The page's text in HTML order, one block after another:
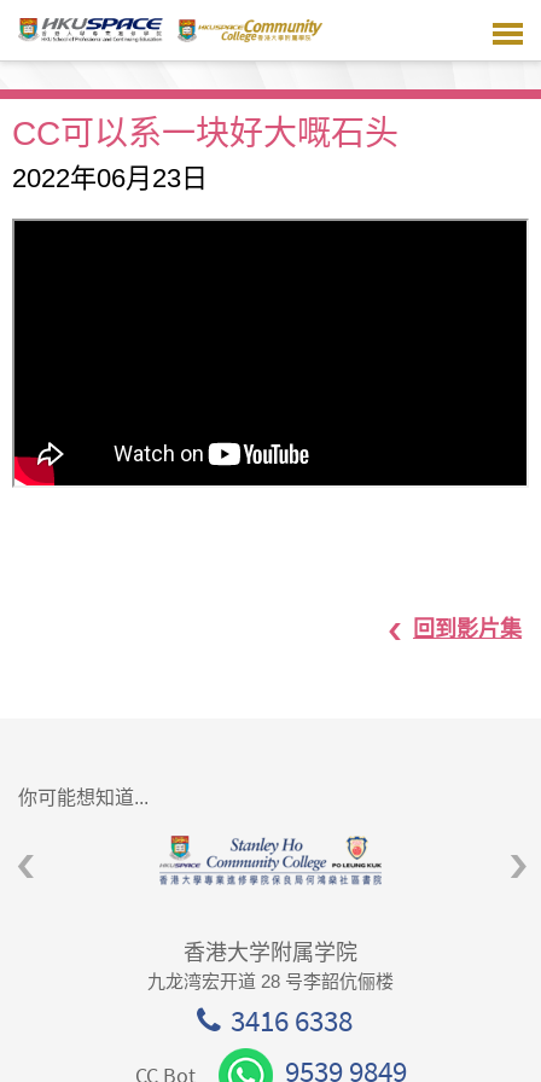
主
容CC可以系一块好大嘅石头
2022年06月23日
回到影片集
你可能想知道...
香港大学附属学院
九龙湾宏开道 28 号李韶伉俪楼
3416 6338
CC Bot 9539 9849